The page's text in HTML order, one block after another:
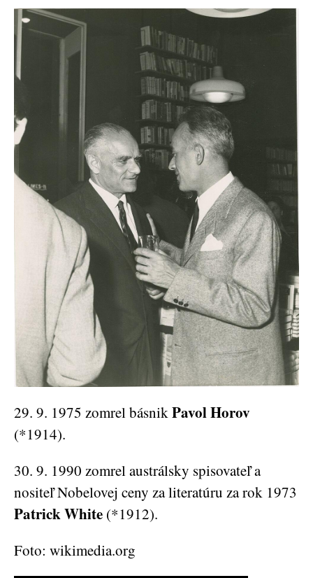
29. 9. 1975 zomrel básnikPavol Horov
(*1914).
30. 9. 1990 zomrel austrálsky spisovateľ a
nositeľ Nobelovej ceny za literatúru za rok 1973
Patrick White (*1912).
Foto: wikimedia.org